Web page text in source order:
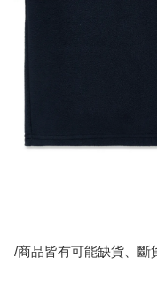
/商品皆有可能缺貨、斷